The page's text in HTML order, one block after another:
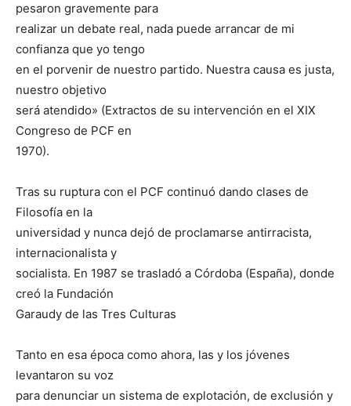
pesaron gravemente para
realizar un debate real, nada puede arrancar de mi
confianza que yo tengo
en el porvenir de nuestro partido. Nuestra causa es justa,
nuestro objetivo
será atendido» (Extractos de su intervención en el XIX
Congreso de PCF en
1970).
Tras su ruptura con el PCF continuó dando clases de
Filosofía en la
universidad y nunca dejó de proclamarse antirracista,
internacionalista y
socialista. En 1987 se trasladó a Córdoba (España), donde
creó la Fundación
Garaudy de las Tres Culturas
Tanto en esa época como ahora, las y los jóvenes
levantaron su voz
para denunciar un sistema de explotación, de exclusión y